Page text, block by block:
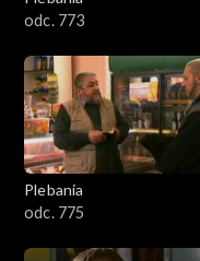
odc. 773
Plebania
odc. 775